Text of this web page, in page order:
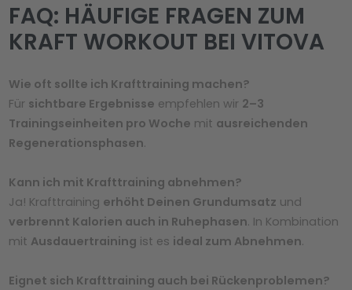
FAQ: HÄUFIGE FRAGEN ZUM
KRAFT WORKOUT BEI VITOVA
Wie oft sollte ich Krafttraining machen?
Für sichtbare Ergebnisse empfehlen wir 2–3
Trainingseinheiten pro Woche mit ausreichenden
Regenerationsphasen.
Kann ich mit Krafttraining abnehmen?
Ja! Krafttraining erhöht Deinen Grundumsatz und
verbrennt Kalorien auch in Ruhephasen. In Kombination
mit Ausdauertraining ist es ideal zum Abnehmen.
Eignet sich Krafttraining auch bei Rückenproblemen?